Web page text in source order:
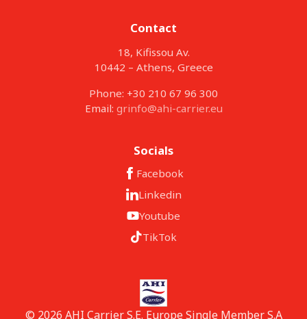
Contact
18, Kifissou Av.
10442 – Athens, Greece
Phone: +30 210 67 96 300
Email: grinfo@ahi-carrier.eu
Socials
Facebook
Linkedin
Youtube
TikTok
© 2026 AHI Carrier S.E. Europe Single Member S.A